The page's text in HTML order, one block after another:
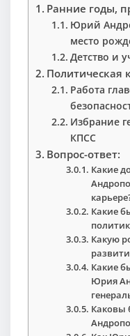
Ранние годы,
Юрий
место
Детство и
Политическая
Работа
Избрание
КПСС
Вопрос-ответ:
Какие
Какие
Какую
Какие
Юрия
Каковы